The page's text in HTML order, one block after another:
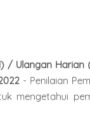
/ Ulangan Harian
- Penilaian
mengetahui